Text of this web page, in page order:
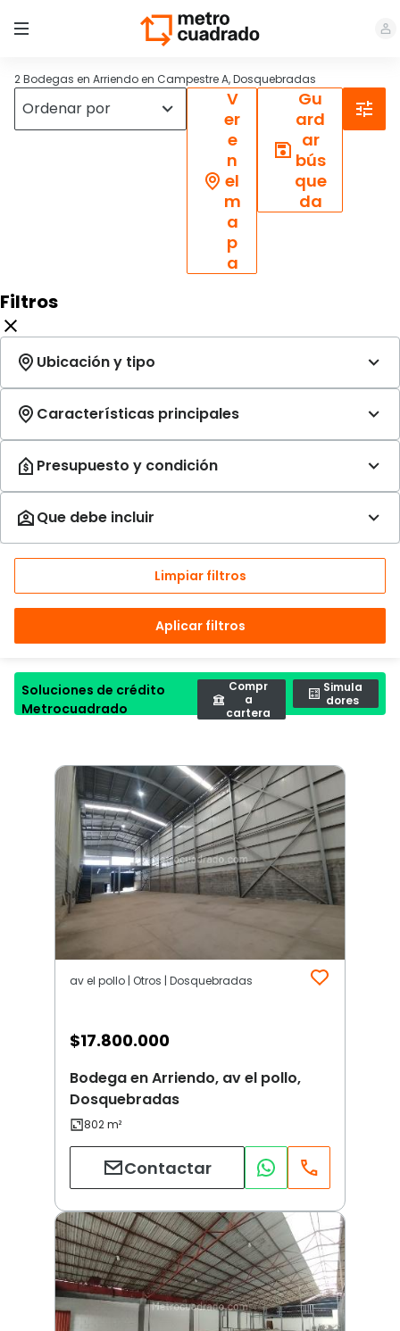
2 Bodegas en Arriendo en Campestre A, Dosquebradas
V
er
e
n
el
m
a
p
a
Gu
ard
ar
bús
que
da
Filtros
Limpiar filtros
Aplicar filtros
Soluciones de crédito
Metrocuadrado
Compr
a
cartera
Simula
dores
av el pollo | Otros | Dosquebradas
$17.800.000
Bodega en Arriendo, av el pollo,
Dosquebradas
Contactar